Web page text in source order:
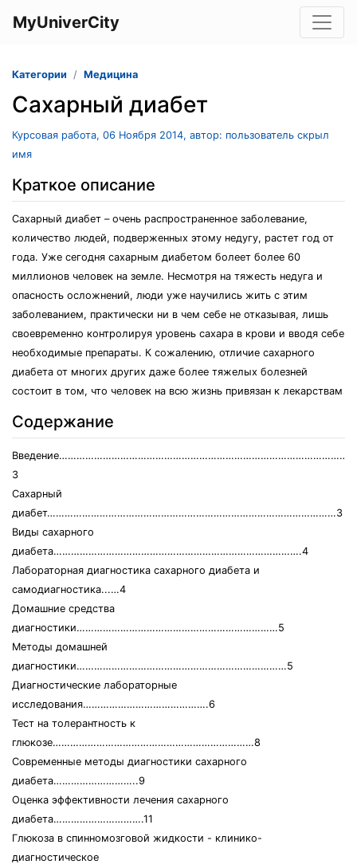
MyUniverCity
Категории Медицина
Сахарный диабет
Курсовая работа, 06 Ноября 2014, автор: пользователь скрыл
имя
Краткое описание
Сахарный диабет – очень распространенное заболевание,
количество людей, подверженных этому недугу, растет год от
года. Уже сегодня сахарным диабетом болеет более 60
миллионов человек на земле. Несмотря на тяжесть недуга и
опасность осложнений, люди уже научились жить с этим
заболеванием, практически ни в чем себе не отказывая, лишь
своевременно контролируя уровень сахара в крови и вводя себе
необходимые препараты. К сожалению, отличие сахарного
диабета от многих других даже более тяжелых болезней
состоит в том, что человек на всю жизнь привязан к лекарствам
Содержание
3
Сахарный
диабет………………………………………………………………………………………3
Виды сахарного
диабета………………………………………………………………………….4
Лабораторная диагностика сахарного диабета и
самодиагностика...…4
Домашние средства
диагностики……………………………………………………………5
Методы домашней
диагностики………………………………………………………………5
Диагностические лабораторные
исследования…………………………………….6
Тест на толерантность к
глюкозе……………………………………………………………8
Современные методы диагностики сахарного
диабета………………………..9
Оценка эффективности лечения сахарного
диабета………………………….11
Глюкоза в спинномозговой жидкости - клинико-
диагностическое